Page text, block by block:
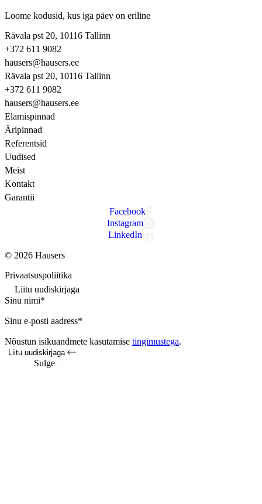
Loome kodusid, kus iga päev on eriline
Rävala pst 20, 10116 Tallinn
+372 611 9082
hausers@hausers.ee
Rävala pst 20, 10116 Tallinn
+372 611 9082
hausers@hausers.ee
Elamispinnad
Äripinnad
Referentsid
Uudised
Meist
Kontakt
Garantii
Facebook
Instagram
LinkedIn
© 2026 Hausers
Privaatsuspoliitika
Liitu uudiskirjaga
Sinu nimi*
Sinu e-posti aadress*
Nõustun isikuandmete kasutamise tingimustega.
Liitu uudiskirjaga
Sulge